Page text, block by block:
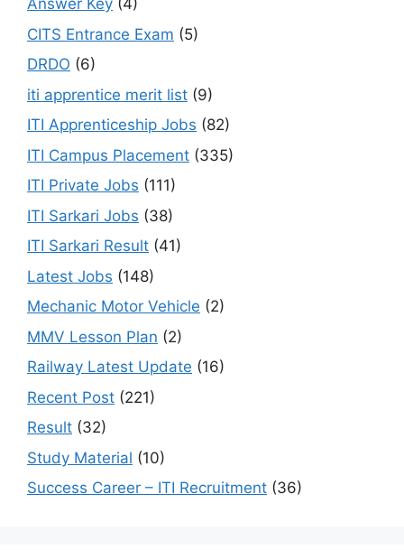
Answer Key (4)
CITS Entrance Exam (5)
DRDO (6)
iti apprentice merit list (9)
ITI Apprenticeship Jobs (82)
ITI Campus Placement (335)
ITI Private Jobs (111)
ITI Sarkari Jobs (38)
ITI Sarkari Result (41)
Latest Jobs (148)
Mechanic Motor Vehicle (2)
MMV Lesson Plan (2)
Railway Latest Update (16)
Recent Post (221)
Result (32)
Study Material (10)
Success Career – ITI Recruitment (36)